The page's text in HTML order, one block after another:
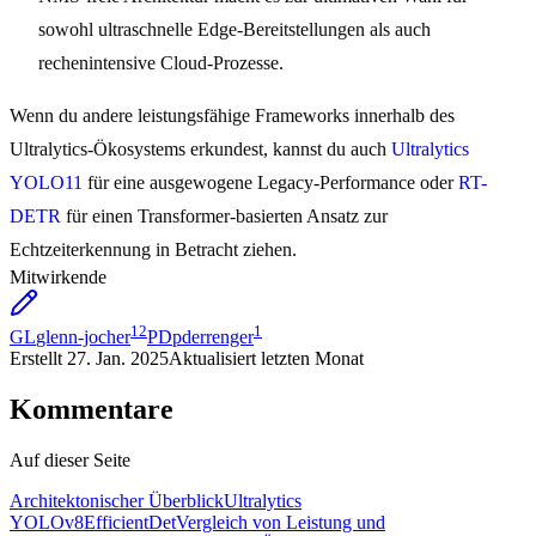
sowohl ultraschnelle Edge-Bereitstellungen als auch
rechenintensive Cloud-Prozesse.
Wenn du andere leistungsfähige Frameworks innerhalb des
Ultralytics-Ökosystems erkundest, kannst du auch Ultralytics
YOLO11 für eine ausgewogene Legacy-Performance oderRT-
DETR für einen Transformer-basierten Ansatz zur
Echtzeiterkennung in Betracht ziehen.
Mitwirkende
GLglenn-jocher12PDpderrenger1
Erstellt 27. Jan. 2025Aktualisiert letzten Monat
Kommentare
Auf dieser Seite
Architektonischer ÜberblickUltralytics
YOLOv8EfficientDetVergleich von Leistung und